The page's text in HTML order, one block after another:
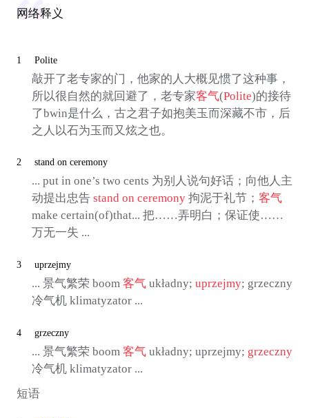
网络释义
1 Polite
敲开了老专家的门，他家的人大概见惯了这种事，
所以很自然的就回避了，老专家客气(Polite)的接待
了bwin是什么，古之君子如抱美玉而深藏不市，后
之人以石为玉而又炫之也。
2 stand on ceremony
... put in one’s two cents 为别人说句好话；向他人主
动提出忠告 stand on ceremony拘泥于礼节； 客气
make certain(of)that... 把……弄明白；保证使……
万无一失 ...
3 uprzejmy
... 景气繁荣 boom 客气układny; uprzejmy; grzeczny
冷气机 klimatyzator ...
4 grzeczny
... 景气繁荣 boom 客气układny; uprzejmy; grzeczny
冷气机 klimatyzator ...
短语